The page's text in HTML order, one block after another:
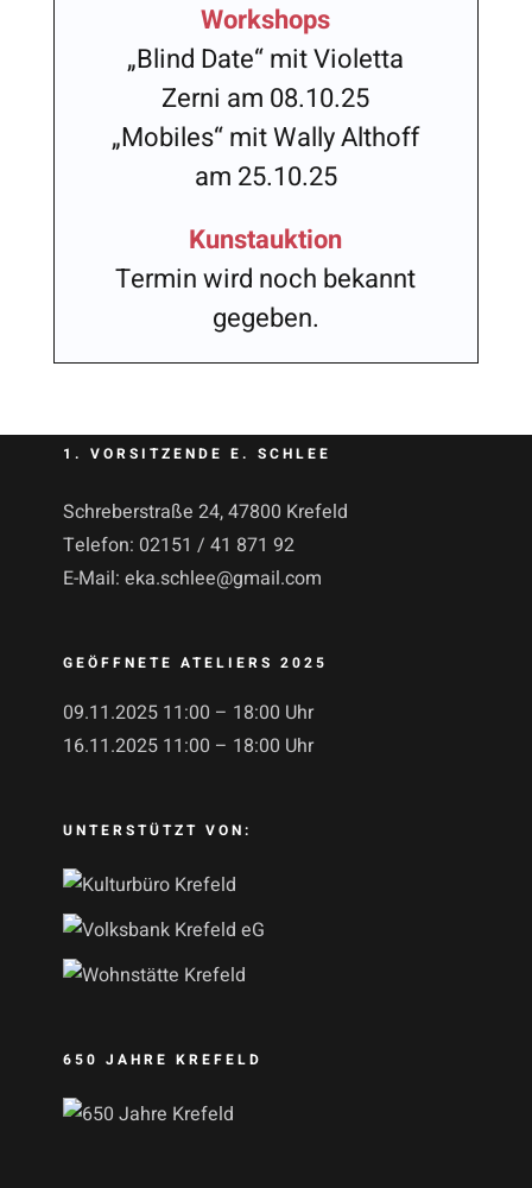
Workshops
„Blind Date“ mit Violetta
Zerni am 08.10.25
„Mobiles“ mit Wally Althoff
am 25.10.25
Kunstauktion
Termin wird noch bekannt
gegeben.
1. VORSITZENDE E. SCHLEE
Schreberstraße 24, 47800 Krefeld
Telefon: 02151 / 41 871 92
E-Mail: eka.schlee@gmail.com
GEÖFFNETE ATELIERS 2025
09.11.2025 11:00 – 18:00 Uhr
16.11.2025 11:00 – 18:00 Uhr
UNTERSTÜTZT VON:
650 JAHRE KREFELD